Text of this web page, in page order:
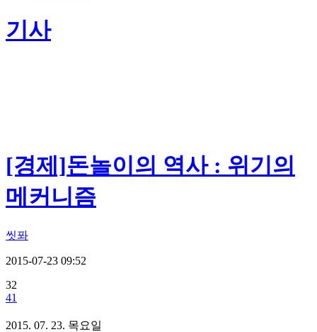
기사
[경제]돈놀이의 역사 : 위기의
메커니즘
씻퐈
2015-07-23 09:52
32
41
2015. 07. 23. 목요일